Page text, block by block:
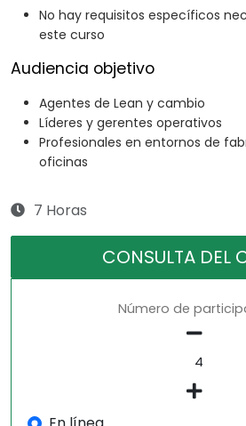
No hay requisitos específicos
este curso
Audiencia objetivo
Agentes de Lean y cambio
Líderes y gerentes operativos
Profesionales en entornos de
oficinas
7 Horas
CONSULTA DEL
Número de